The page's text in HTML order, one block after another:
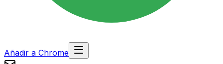
Añadir a Chrome